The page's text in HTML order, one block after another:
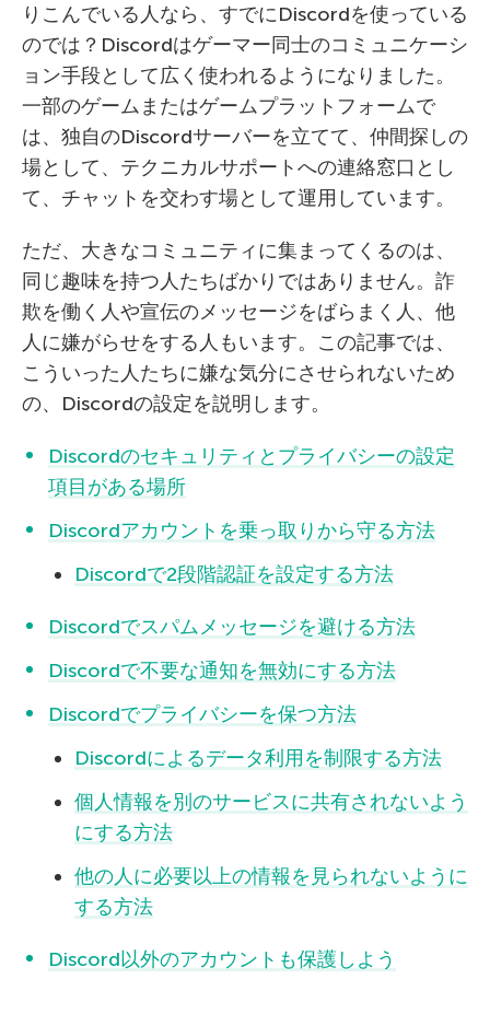
りこんでいる人なら、すでにDiscordを使っている
のでは？Discordはゲーマー同士のコミュニケーシ
ョン手段として広く使われるようになりました。
一部のゲームまたはゲームプラットフォームで
は、独自のDiscordサーバーを立てて、仲間探しの
場として、テクニカルサポートへの連絡窓口とし
て、チャットを交わす場として運用しています。
ただ、大きなコミュニティに集まってくるのは、
同じ趣味を持つ人たちばかりではありません。詐
欺を働く人や宣伝のメッセージをばらまく人、他
人に嫌がらせをする人もいます。この記事では、
こういった人たちに嫌な気分にさせられないため
の、Discordの設定を説明します。
Discordのセキュリティとプライバシーの設定
項目がある場所
Discordアカウントを乗っ取りから守る方法
Discordで2段階認証を設定する方法
Discordでスパムメッセージを避ける方法
Discordで不要な通知を無効にする方法
Discordでプライバシーを保つ方法
Discordによるデータ利用を制限する方法
個人情報を別のサービスに共有されないよう
にする方法
他の人に必要以上の情報を見られないように
する方法
Discord以外のアカウントも保護しよう